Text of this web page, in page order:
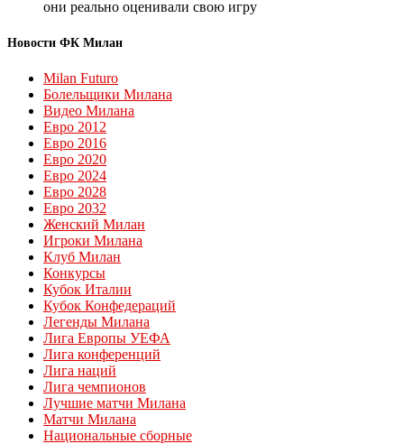
они реально оценивали свою игру
Новости ФК Милан
Milan Futuro
Болельщики Милана
Видео Милана
Евро 2012
Евро 2016
Евро 2020
Евро 2024
Евро 2028
Евро 2032
Женский Милан
Игроки Милана
Клуб Милан
Конкурсы
Кубок Италии
Кубок Конфедераций
Легенды Милана
Лига Европы УЕФА
Лига конференций
Лига наций
Лига чемпионов
Лучшие матчи Милана
Матчи Милана
Национальные сборные